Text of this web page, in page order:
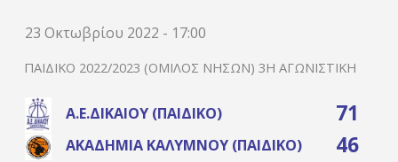
23 Οκτωβρίου 2022 - 17:00
ΠΑΙΔΙΚΌ 2022/2023 (ΌΜΙΛΟΣ ΝΉΣΩΝ) 3Η ΑΓΩΝΙΣΤΙΚΉ
Α.Ε.ΔΙΚΑΊΟΥ (ΠΑΙΔΙΚΌ) 71
ΑΚΑΔΗΜΊΑ ΚΑΛΎΜΝΟΥ (ΠΑΙΔΙΚΌ) 46